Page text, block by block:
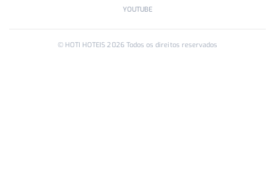
YOUTUBE
© HOTI HOTEIS2026 Todos os direitos reservados